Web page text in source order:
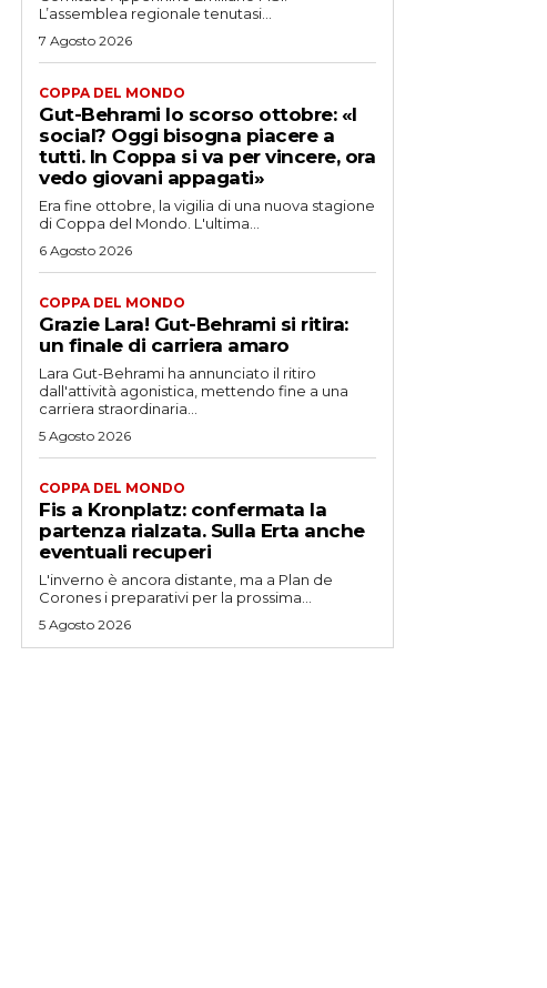
L’assemblea regionale tenutasi...
7 Agosto 2026
COPPA DEL MONDO
Gut-Behrami lo scorso ottobre: «I
social? Oggi bisogna piacere a
tutti. In Coppa si va per vincere, ora
vedo giovani appagati»
Era fine ottobre, la vigilia di una nuova stagione
di Coppa del Mondo. L'ultima...
6 Agosto 2026
COPPA DEL MONDO
Grazie Lara! Gut-Behrami si ritira:
un finale di carriera amaro
Lara Gut-Behrami ha annunciato il ritiro
dall'attività agonistica, mettendo fine a una
carriera straordinaria...
5 Agosto 2026
COPPA DEL MONDO
Fis a Kronplatz: confermata la
partenza rialzata. Sulla Erta anche
eventuali recuperi
L'inverno è ancora distante, ma a Plan de
Corones i preparativi per la prossima...
5 Agosto 2026